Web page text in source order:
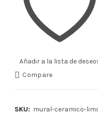
Añadir a la lista de
Compare
SKU: mural-ceramico-